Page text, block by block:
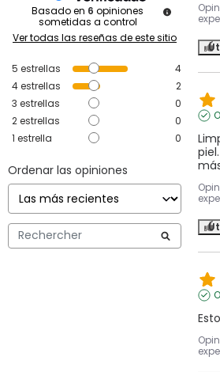
Basado en 6 opiniones
sometidas a control
Ver todas las reseñas de este sitio
5 estrellas
4
4estrellas
2
3 estrellas
0
2estrellas
0
1 estrella 0
Ordenar las opiniones